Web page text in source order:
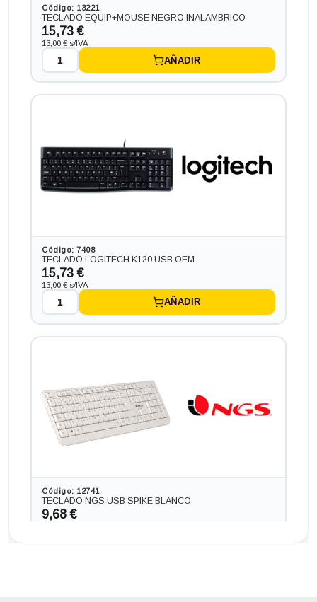
Código: 13221
TECLADO EQUIP+MOUSE NEGRO INALAMBRICO
15,73 €
13,00 € s/IVA
AÑADIR
Código: 7408
TECLADO LOGITECH K120 USB OEM
15,73 €
13,00 € s/IVA
AÑADIR
Código: 12741
TECLADO NGS USB SPIKE BLANCO
9,68 €